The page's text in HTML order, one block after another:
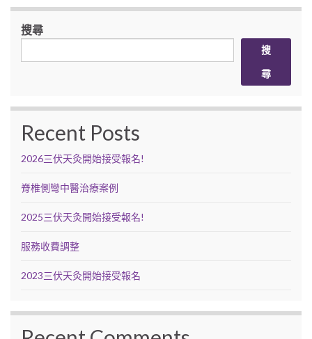
搜尋
搜
尋
Recent Posts
2026三伏天灸開始接受報名!
脊椎側彎中醫治療案例
2025三伏天灸開始接受報名!
服務收費調整
2023三伏天灸開始接受報名